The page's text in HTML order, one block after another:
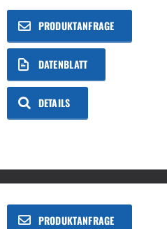
PRODUKTANFRAGE
DATENBLATT
DETAILS
PRODUKTANFRAGE